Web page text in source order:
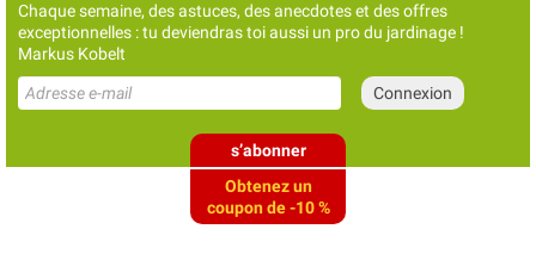
Chaque semaine, des astuces, des anecdotes et des offres
exceptionnelles : tu deviendras toi aussi un pro du jardinage !
Markus Kobelt
s’abonner
Obtenez un
coupon de -10 %